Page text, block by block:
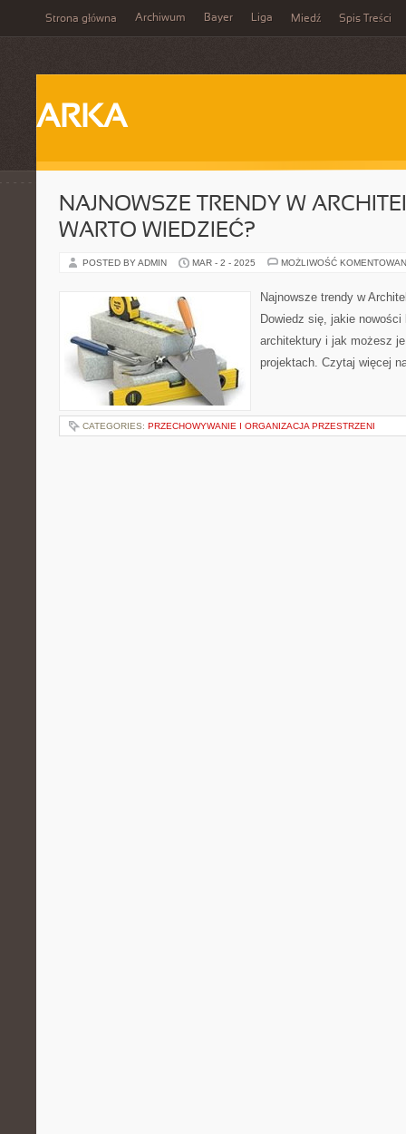
Strona główna Archiwum Bayer Liga Miedź Spis Treści
ARKA
NAJNOWSZE TRENDY W
WARTO WIEDZIEĆ?
POSTED BY ADMIN MAR - 2 - 2025 MOŻLIWOŚĆ
Najnowsze trendy w
Dowiedz się, jakie
architektury i jak możesz
projektach. Czytaj więcej
CATEGORIES: PRZECHOWYWANIE I ORGANIZACJA PRZESTRZENI